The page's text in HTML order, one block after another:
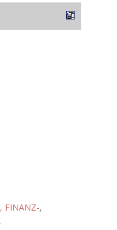
FINANZ-,
,